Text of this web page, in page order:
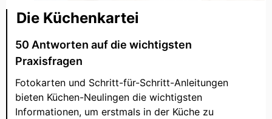
Die Küchenkartei
50 Antworten auf die wichtigsten
Praxisfragen
Fotokarten und Schritt-für-Schritt-Anleitungen
bieten Küchen-Neulingen die wichtigsten
Informationen, um erstmals in der Küche zu